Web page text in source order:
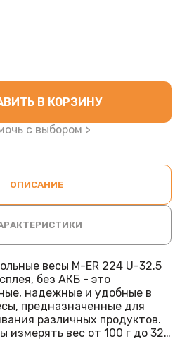
В КОРЗИНУ
с выбором >
ОПИСАНИЕ
весы M-ER 224 U-32.5
без АКБ - это
надежные и удобные в
предназначенные для
различных продуктов.
измерять вес от 100 г до 32